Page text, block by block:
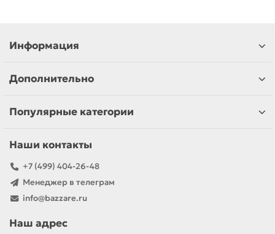
Информация
Дополнительно
Популярные категории
Наши контакты
+7 (499) 404-26-48
Менеджер в телеграм
info@bazzare.ru
Наш адрес